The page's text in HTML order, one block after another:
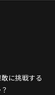
に挑戦する